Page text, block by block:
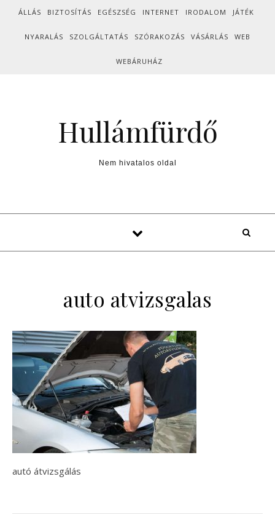
Skip to content
ÁLLÁS BIZTOSÍTÁS EGÉSZSÉG INTERNET IRODALOM JÁTÉK
NYARALÁS SZOLGÁLTATÁS SZÓRAKOZÁS VÁSÁRLÁS WEB
WEBÁRUHÁZ
Hullámfürdő
Nem hivatalos oldal
auto atvizsgalas
autó átvizsgálás